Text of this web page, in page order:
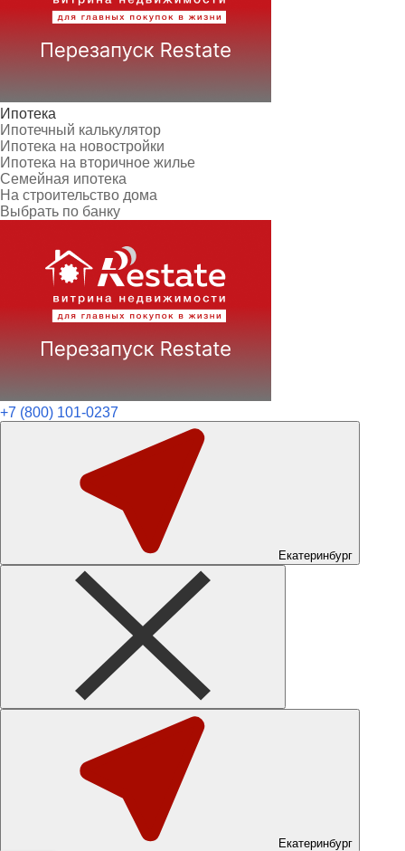
Ипотека
Ипотечный калькулятор
Ипотека на новостройки
Ипотека на вторичное жилье
Семейная ипотека
На строительство дома
Выбрать по банку
+7 (800) 101-0237
Екатеринбург
Екатеринбург